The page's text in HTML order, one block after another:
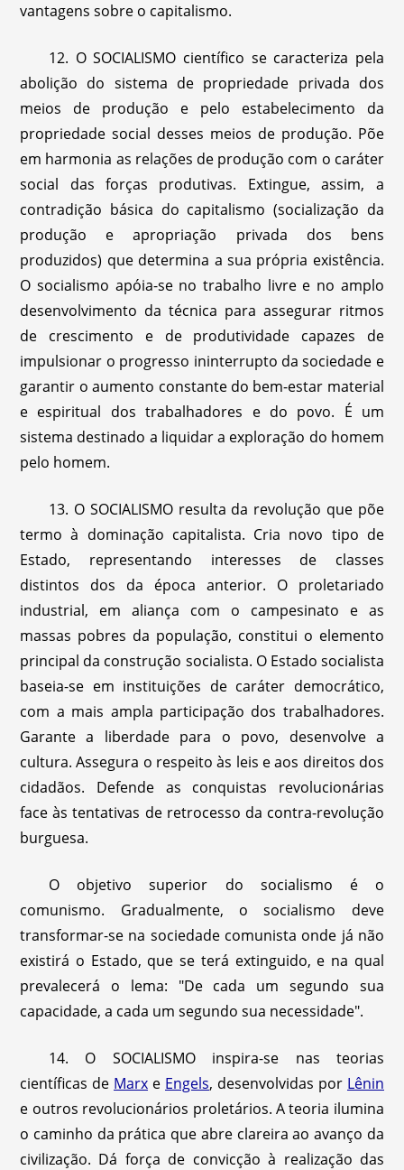
vantagens sobre o capitalismo.
12. O SOCIALISMO científico se caracteriza pela
abolição do sistema de propriedade privada dos
meios de produção e pelo estabelecimento da
propriedade social desses meios de produção. Põe
em harmonia as relações de produção com o caráter
social das forças produtivas. Extingue, assim, a
contradição básica do capitalismo (socialização da
produção e apropriação privada dos bens
produzidos) que determina a sua própria existência.
O socialismo apóia-se no trabalho livre e no amplo
desenvolvimento da técnica para assegurar ritmos
de crescimento e de produtividade capazes de
impulsionar o progresso ininterrupto da sociedade e
garantir o aumento constante do bem-estar material
e espiritual dos trabalhadores e do povo. É um
sistema destinado a liquidar a exploração do homem
pelo homem.
13. O SOCIALISMO resulta da revolução que põe
termo à dominação capitalista. Cria novo tipo de
Estado, representando interesses de classes
distintos dos da época anterior. O proletariado
industrial, em aliança com o campesinato e as
massas pobres da população, constitui o elemento
principal da construção socialista. O Estado socialista
baseia-se em instituições de caráter democrático,
com a mais ampla participação dos trabalhadores.
Garante a liberdade para o povo, desenvolve a
cultura. Assegura o respeito às leis e aos direitos dos
cidadãos. Defende as conquistas revolucionárias
face às tentativas de retrocesso da contra-revolução
burguesa.
O objetivo superior do socialismo é o
comunismo. Gradualmente, o socialismo deve
transformar-se na sociedade comunista onde já não
existirá o Estado, que se terá extinguido, e na qual
prevalecerá o lema: "De cada um segundo sua
capacidade, a cada um segundo sua necessidade".
14. O SOCIALISMO inspira-se nas teorias
científicas de Marx e Engels, desenvolvidas por Lênin
e outros revolucionários proletários. A teoria ilumina
o caminho da prática que abre clareira ao avanço da
civilização. Dá força de convicção à realização das